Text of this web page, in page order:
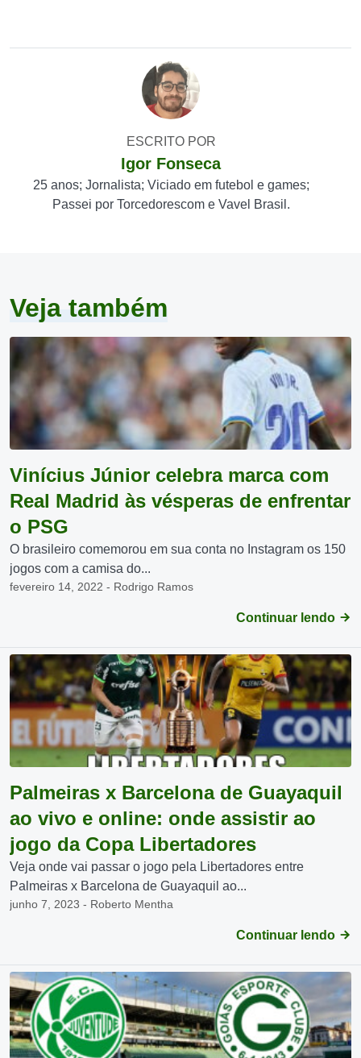
ESCRITO POR
Igor Fonseca
25 anos; Jornalista; Viciado em futebol e games;
Passei por Torcedorescom e Vavel Brasil.
Veja também
Vinícius Júnior celebra marca com
Real Madrid às vésperas de enfrentar
o PSG
O brasileiro comemorou em sua conta no Instagram os 150
jogos com a camisa do...
fevereiro 14, 2022 - Rodrigo Ramos
Continuar lendo
Palmeiras x Barcelona de Guayaquil
ao vivo e online: onde assistir ao
jogo da Copa Libertadores
Veja onde vai passar o jogo pela Libertadores entre
Palmeiras x Barcelona de Guayaquil ao...
junho 7, 2023 - Roberto Mentha
Continuar lendo